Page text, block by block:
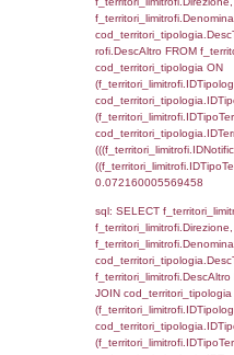
sql:
sql:
'%d/%m/
'%d/%m/
WHERE
sql: